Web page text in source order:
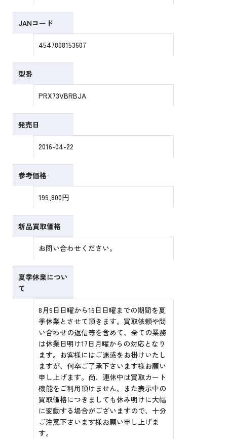
JANコード
4547808153607
型番
PRX73VBRBJA
発売日
2016-04-22
参考価格
199,800円
新品買取価格
お問い合わせください。
夏季休業につい
て
8月9日日曜から16日日曜までの期間を夏
季休業とさせて頂きます。買取依頼や問
い合わせの返信等を含めて、全ての業務
は休業日明け17日月曜からの対応となり
ます。お客様にはご迷惑をお掛けいたし
ますが、何卒ご了承下さいます様お願い
申し上げます。尚、連休中は買取カート
機能をご利用頂けません。また表示中の
買取価格につきましても休み明けに大幅
に変動する場合がございますので、十分
ご注意下さいます様お願い申し上げま
す。